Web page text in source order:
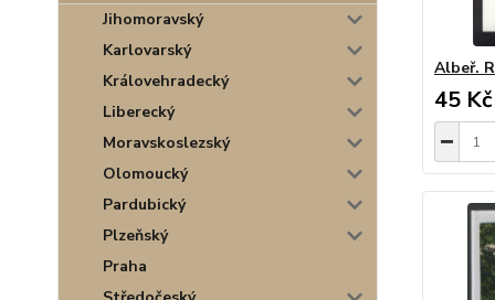
Jihomoravský
Karlovarský
Královehradecký
Liberecký
Moravskoslezský
Olomoucký
Pardubický
Plzeňský
Praha
Albeř.
45 Kč